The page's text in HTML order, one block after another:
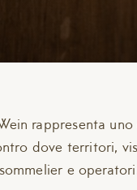
rappresenta
dove territori,
e